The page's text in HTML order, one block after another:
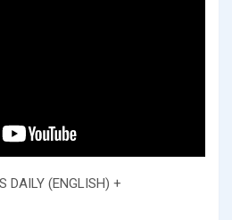
DAILY (ENGLISH) +